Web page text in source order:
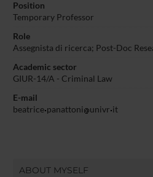
Position
Temporary Professor
Role
Assegnista di ricerca; Post-Doc
Academic sector
GIUR-14/A - Criminal Law
E-mail
beatrice panattoni univr it
ABOUT MYSELF